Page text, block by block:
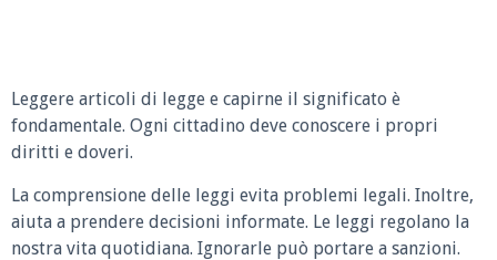
Leggere articoli di legge e capirne il significato è
fondamentale. Ogni cittadino deve conoscere i propri
diritti e doveri.
La comprensione delle leggi evita problemi legali. Inoltre,
aiuta a prendere decisioni informate. Le leggi regolano la
nostra vita quotidiana. Ignorarle può portare a sanzioni.